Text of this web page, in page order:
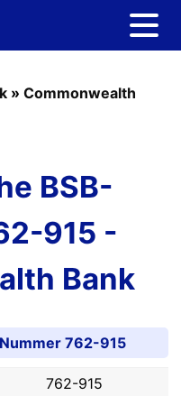
» Commonwealth
BSB-
915 -
Bank
762-915
762-915